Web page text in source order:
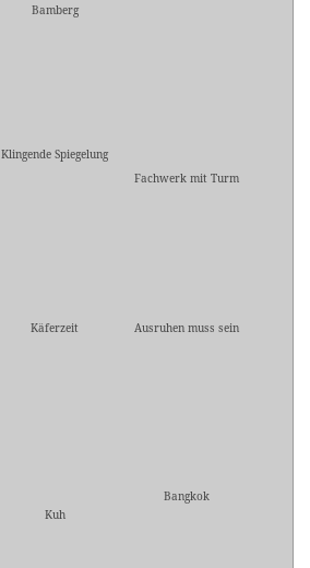
Bamberg
Klingende Spiegelung
Fachwerk mit Turm
Käferzeit Ausruhen muss sein
Kuh
Bangkok